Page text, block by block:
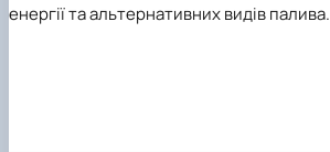
енергії та альтернативних видів палива.